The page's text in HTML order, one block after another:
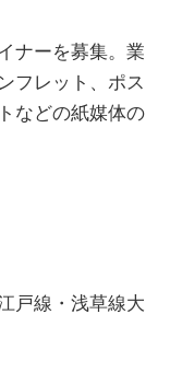
ナーを募集。業
フレット、ポス
などの紙媒体の
戸線・浅草線大